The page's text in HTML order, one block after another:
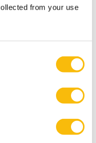
from your use
Alles draaide erom
businesses een